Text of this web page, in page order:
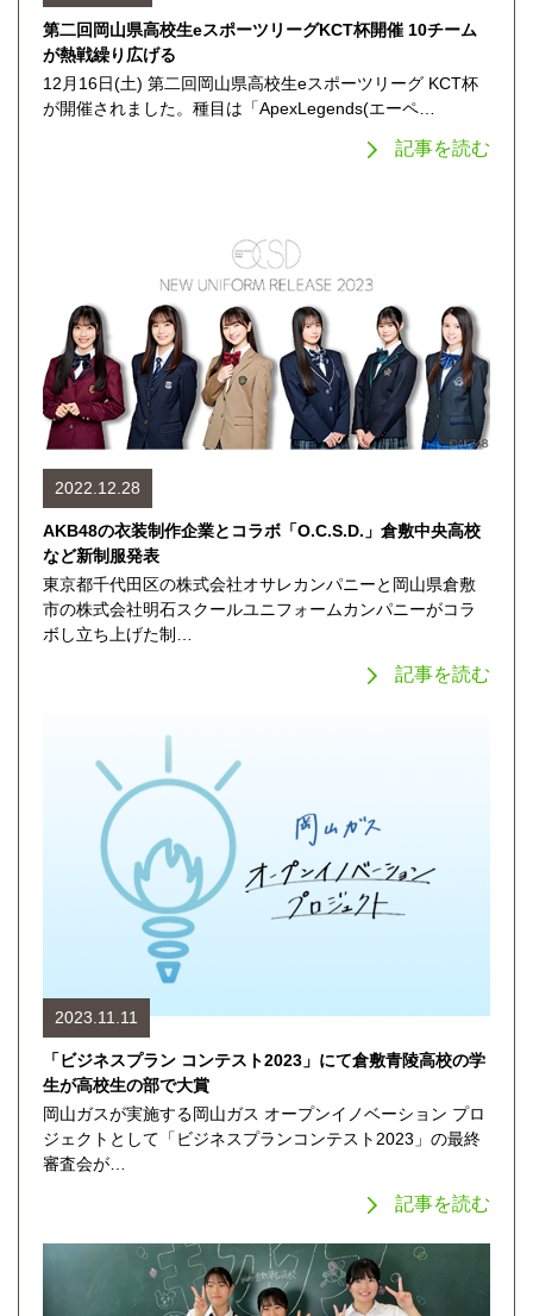
第二回岡山県高校生eスポーツリーグKCT杯開催 10チーム
が熱戦繰り広げる
12月16日(土) 第二回岡山県高校生eスポーツリーグ KCT杯
が開催されました。種目は「ApexLegends(エーペ…
記事を読む
2022.12.28
AKB48の衣装制作企業とコラボ「O.C.S.D.」倉敷中央高校
など新制服発表
東京都千代田区の株式会社オサレカンパニーと岡山県倉敷
市の株式会社明石スクールユニフォームカンパニーがコラ
ボし立ち上げた制…
記事を読む
2023.11.11
「ビジネスプラン コンテスト2023」にて倉敷青陵高校の学
生が高校生の部で大賞
岡山ガスが実施する岡山ガス オープンイノベーション プロ
ジェクトとして「ビジネスプランコンテスト2023」の最終
審査会が…
記事を読む